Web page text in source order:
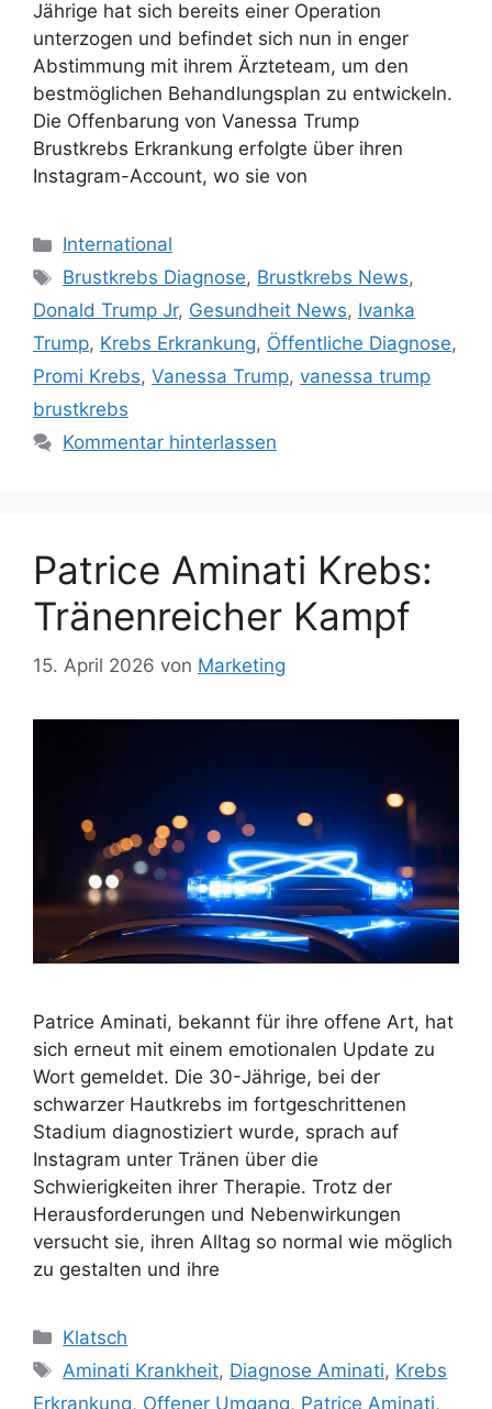
Jährige hat sich bereits einer Operation
unterzogen und befindet sich nun in enger
Abstimmung mit ihrem Ärzteteam, um den
bestmöglichen Behandlungsplan zu entwickeln.
Die Offenbarung von Vanessa Trump
Brustkrebs Erkrankung erfolgte über ihren
Instagram-Account, wo sie von
Kategorien
International
Schlagwörter
Brustkrebs Diagnose, Brustkrebs News,
Donald Trump Jr, Gesundheit News, Ivanka
Trump, Krebs Erkrankung, Öffentliche Diagnose,
Promi Krebs, Vanessa Trump, vanessa trump
brustkrebs
Kommentar hinterlassen
Patrice Aminati Krebs:
Tränenreicher Kampf
15. April 2026 von Marketing
Patrice Aminati, bekannt für ihre offene Art, hat
sich erneut mit einem emotionalen Update zu
Wort gemeldet. Die 30-Jährige, bei der
schwarzer Hautkrebs im fortgeschrittenen
Stadium diagnostiziert wurde, sprach auf
Instagram unter Tränen über die
Schwierigkeiten ihrer Therapie. Trotz der
Herausforderungen und Nebenwirkungen
versucht sie, ihren Alltag so normal wie möglich
zu gestalten und ihre
Kategorien
Klatsch
Schlagwörter
Aminati Krankheit, Diagnose Aminati, Krebs
Erkrankung, Offener Umgang, Patrice Aminati,